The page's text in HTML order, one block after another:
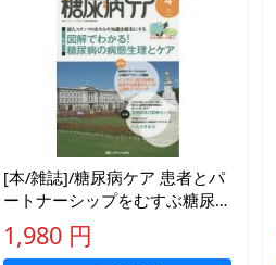
[本/雑誌]/糖尿病ケア 患者とパ
ートナーシップをむすぶ糖尿
病療養援助 Vol.12No.4(2015-
4)/メディカ出版
1,980 円